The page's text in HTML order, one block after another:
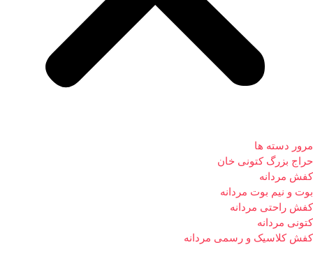
مرور دسته ها
حراج بزرگ کتونی خان
کفش مردانه
بوت و نیم بوت مردانه
کفش راحتی مردانه
کتونی مردانه
کفش کلاسیک و رسمی مردانه